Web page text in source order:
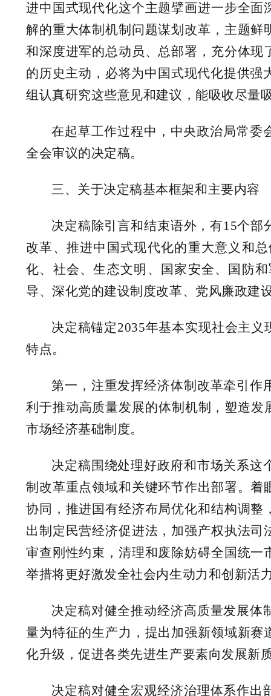
进中国式现代化这个主题擘画进一步全
解的重大体制机制问题谋划改革，主题
和深度进军的总动员、总部署，充分体
的历史主动，必将为中国式现代化提供
组认真研究这些意见和建议，能吸收尽量
在起草工作过程中，中央政治局常委
全会审议的决定稿。
三、关于决定稿基本框架和主要内容
决定稿除引言和结束语外，有15个
改革、推进中国式现代化的重大意义和
化、社会、生态文明、国家安全、国防
导、深化党的建设制度改革、党风廉政建
决定稿锚定2035年基本实现社会主
特点。
第一，注重发挥经济体制改革牵引作
利于推动高质量发展的体制机制，塑造
市场经济基础制度。
决定稿围绕处理好政府和市场关系
制改革重点领域和关键环节作出部署。
协同，推进国有经济布局优化和结构调
出制定民营经济促进法，加强产权执法
审查刚性约束，清理和废除妨碍全国统
举措将更好激发全社会内生动力和创新活
决定稿对健全推动经济高质量发展
量为特征的生产力，提出加强新领域新
化升级，促进各类先进生产要素向发展新
决定稿对健全宏观经济治理体系作